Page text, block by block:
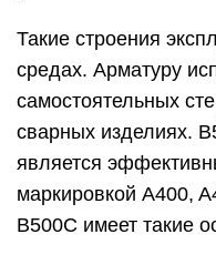
Такие строения
средах. Арматуру
самостоятельных
сварных изделиях.
является
маркировкой A400,
B500С имеет такие